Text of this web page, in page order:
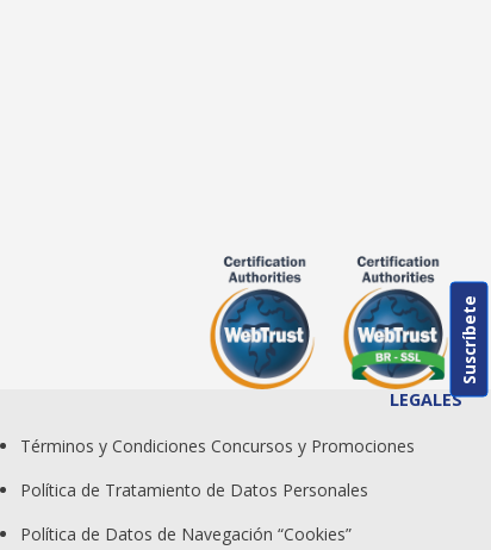
Suscríbete
LEGALES
Términos y Condiciones Concursos y Promociones
Política de Tratamiento de Datos Personales
Política de Datos de Navegación “Cookies”